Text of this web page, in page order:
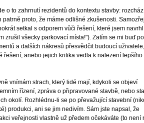
o to zahrnutí rezidentů do kontextu stavby:
patrně proto, že máme odlišné zkušenosti.
setkal s odporem vůči řešení, které jsem
zrušil všecky parkovací místa!"). Zatím se mi buď
a dalších nákresů přesvědčit budoucí
řešení, anebo jejich kritika vedla k nalezení lepšího
vnímám strach, který lidé mají, kdykoli se objeví
řízení, zpráva o připravované stavbě, nebo
okolí. Rozhlédnu-li se po převažující stavební
produkci, ani se jim nedivím. Sám jste napsal, že
veřejnosti vlastně už předem očekáváte (to není